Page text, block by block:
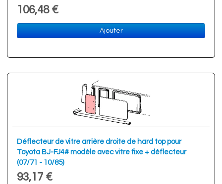
106,48 €
Ajouter
Déflecteur de vitre arrière droite de hard top pour
Toyota BJ-FJ4# modèle avec vitre fixe + déflecteur
(07/71 - 10/85)
93,17 €